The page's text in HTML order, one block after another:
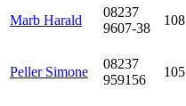
Marb Harald
08237
9607-38
108
Peller Simone
08237
959156
105